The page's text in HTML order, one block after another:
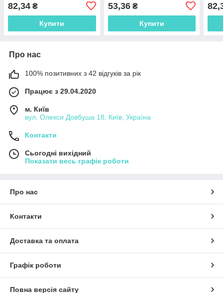
82,34 ₴
Купити
53,36₴
Купити
Про нас
100% позитивних з 42 відгуків за рік
Працює з 29.04.2020
м. Київ
вул. Олекси Довбуша 18, Київ, Україна
Контакти
Сьогодні вихідний
Показати весь графік роботи
Про нас
Контакти
Доставка та оплата
Графік роботи
Повна версія сайту